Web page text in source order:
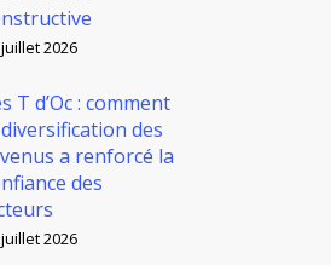
2026
T d’Oc : comment
des
a renforcé la
des
2026